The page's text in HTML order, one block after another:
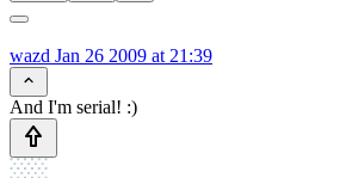
wazd Jan 26 2009 at 21:39
And I'm serial! :)